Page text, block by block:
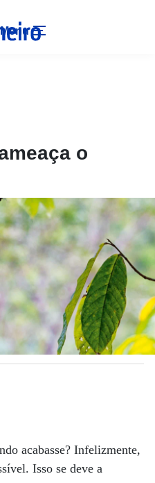
Menu
o
acabasse? Infelizmente,
Isso se deve a